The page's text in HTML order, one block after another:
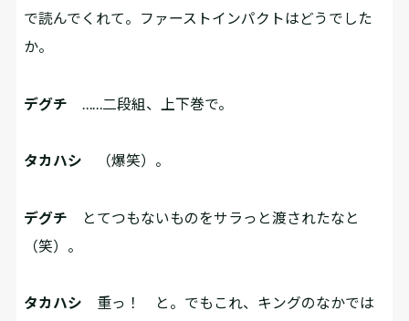
で読んでくれて。ファーストインパクトはどうでした
か。
デグチ ……二段組、上下巻で。
タカハシ （爆笑）。
デグチ とてつもないものをサラっと渡されたなと
（笑）。
タカハシ 重っ！ と。でもこれ、キングのなかでは